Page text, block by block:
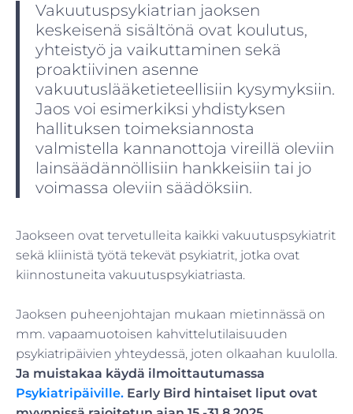
Vakuutuspsykiatrian jaoksen
keskeisenä sisältönä ovat koulutus,
yhteistyö ja vaikuttaminen sekä
proaktiivinen asenne
vakuutuslääketieteellisiin kysymyksiin.
Jaos voi esimerkiksi yhdistyksen
hallituksen toimeksiannosta
valmistella kannanottoja vireillä oleviin
lainsäädännöllisiin hankkeisiin tai jo
voimassa oleviin säädöksiin.
Jaokseen ovat tervetulleita kaikki vakuutuspsykiatrit
sekä kliinistä työtä tekevät psykiatrit, jotka ovat
kiinnostuneita vakuutuspsykiatriasta.
Jaoksen puheenjohtajan mukaan mietinnässä on
mm. vapaamuotoisen kahvittelutilaisuuden
psykiatripäivien yhteydessä, joten olkaahan kuulolla.
Ja muistakaa käydä ilmoittautumassa
Psykiatripäiville. Early Bird hintaiset liput ovat